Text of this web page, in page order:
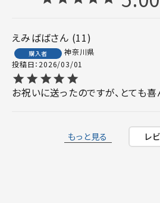
えみばば 11
購入者
神奈川県
投稿日 2026/03/01
お祝いに送ったのですが、とても喜
もっと見る レ